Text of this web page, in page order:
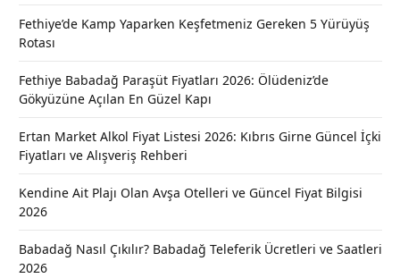
Fethiye’de Kamp Yaparken Keşfetmeniz Gereken 5 Yürüyüş
Rotası
Fethiye Babadağ Paraşüt Fiyatları 2026: Ölüdeniz’de
Gökyüzüne Açılan En Güzel Kapı
Ertan Market Alkol Fiyat Listesi 2026: Kıbrıs Girne Güncel İçki
Fiyatları ve Alışveriş Rehberi
Kendine Ait Plajı Olan Avşa Otelleri ve Güncel Fiyat Bilgisi
2026
Babadağ Nasıl Çıkılır? Babadağ Teleferik Ücretleri ve Saatleri
2026